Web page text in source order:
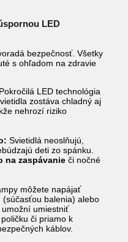
LED
bezpečnosť. Všetky
s ohľadom na zdravie
Pokročilá LED technológia
zostáva chladný aj
nehrozí riziko
Svietidlá neoslňujú,
deti zo spánku.
na zaspávanie či nočné
môžete napájať
(súčasťou balenia) alebo
umiestniť
či priamo k
káblov.